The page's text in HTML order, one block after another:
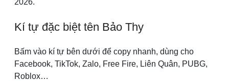
2026.
Kí tự đặc biệt tên Bảo Thy
Bấm vào kí tự bên dưới để copy nhanh, dùng cho
Facebook, TikTok, Zalo, Free Fire, Liên Quân, PUBG,
Roblox…